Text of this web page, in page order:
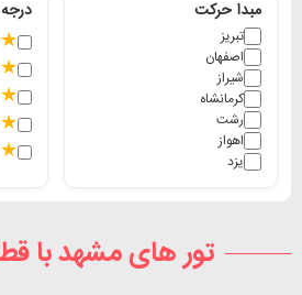
مبدا حرکت
تبریز
اصفهان
شیراز
کرمانشاه
رشت
اهواز
یزد
تور های مشهد با قطار 4